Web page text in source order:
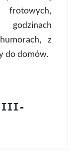
frotowych,
z
do domów.
III-